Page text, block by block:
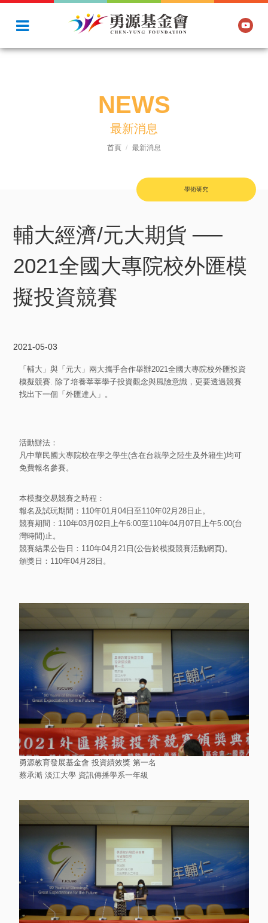
NEWS
最新消息
首頁 最新消息
學術研究
輔大經濟/元大期貨 ──
2021全國大專院校外匯模
擬投資競賽
2021-05-03
「輔大」與「元大」兩大攜手合作舉辦2021全國大專院校外匯投資
模擬競賽. 除了培養莘莘學子投資觀念與風險意識，更要透過競賽
找出下一個「外匯達人」。
活動辦法：
凡中華民國大專院校在學之學生(含在台就學之陸生及外籍生)均可
免費報名參賽。
本模擬交易競賽之時程：
報名及試玩期間：110年01月04日至110年02月28日止。
競賽期間：110年03月02日上午6:00至110年04月07日上午5:00(台
灣時間)止。
競賽結果公告日：110年04月21日(公告於模擬競賽活動網頁)。
頒獎日：110年04月28日。
勇源教育發展基金會 投資績效獎 第一名
蔡承澔 淡江大學 資訊傳播學系一年級